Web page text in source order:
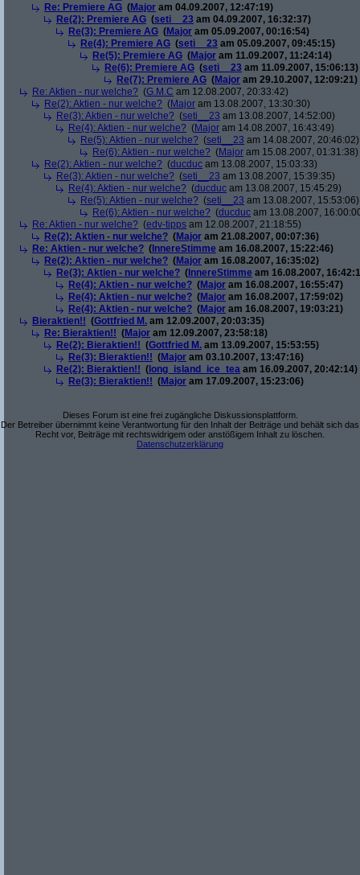
Re: Premiere AG (Major am 04.09.2007, 12:47:19)
Re(2): Premiere AG (seti__23 am 04.09.2007, 16:32:37)
Re(3): Premiere AG (Major am 05.09.2007, 00:16:54)
Re(4): Premiere AG (seti__23 am 05.09.2007, 09:45:15)
Re(5): Premiere AG (Major am 11.09.2007, 11:24:14)
Re(6): Premiere AG (seti__23 am 11.09.2007, 15:06:13)
Re(7): Premiere AG (Major am 29.10.2007, 12:09:21)
Re: Aktien - nur welche? (G.M.C am 12.08.2007, 20:33:42)
Re(2): Aktien - nur welche? (Major am 13.08.2007, 13:30:30)
Re(3): Aktien - nur welche? (seti__23 am 13.08.2007, 14:52:00)
Re(4): Aktien - nur welche? (Major am 14.08.2007, 16:43:49)
Re(5): Aktien - nur welche? (seti__23 am 14.08.2007, 20:46:02)
Re(6): Aktien - nur welche? (Major am 15.08.2007, 01:31:38)
Re(2): Aktien - nur welche? (ducduc am 13.08.2007, 15:03:33)
Re(3): Aktien - nur welche? (seti__23 am 13.08.2007, 15:39:35)
Re(4): Aktien - nur welche? (ducduc am 13.08.2007, 15:45:29)
Re(5): Aktien - nur welche? (seti__23 am 13.08.2007, 15:53:06)
Re(6): Aktien - nur welche? (ducduc am 13.08.2007,
Re: Aktien - nur welche? (edv-tipps am 12.08.2007, 21:18:55)
Re(2): Aktien - nur welche? (Major am 21.08.2007, 00:07:36)
Re: Aktien - nur welche? ( InnereStimme am 16.08.2007, 15:22:46)
Re(2): Aktien - nur welche? (Major am 16.08.2007, 16:35:02)
Re(3): Aktien - nur welche? ( InnereStimme am 16.08.2007,
Re(4): Aktien - nur welche? (Major am 16.08.2007, 16:55:47)
Re(4): Aktien - nur welche? (Major am 16.08.2007, 17:59:02)
Re(4): Aktien - nur welche? (Major am 16.08.2007, 19:03:21)
Bieraktien!! (Gottfried M. am 12.09.2007, 20:03:35)
Re: Bieraktien!! (Major am 12.09.2007, 23:58:18)
Re(2): Bieraktien!! (Gottfried M. am 13.09.2007, 15:53:55)
Re(3): Bieraktien!! (Major am 03.10.2007, 13:47:16)
Re(2): Bieraktien!! ( long_island_ice_tea am 16.09.2007, 20:42:14)
Re(3): Bieraktien!! (Major am 17.09.2007, 15:23:06)
Dieses Forum ist eine frei zugängliche Diskussionsplattform.
Der Betreiber übernimmt keine Verantwortung für den Inhalt der Beiträge und behält sich das
Recht vor, Beiträge mit rechtswidrigem oder anstößigem Inhalt zu löschen.
Datenschutzerklärung